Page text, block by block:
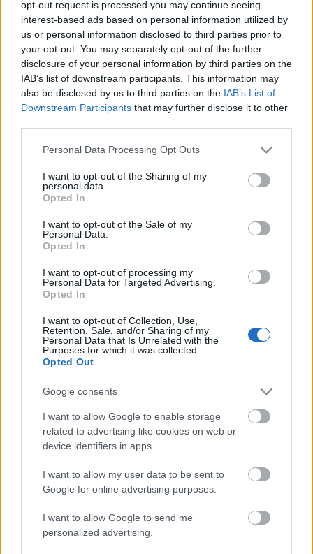
opt-out request is processed you may continue seeing
interest-based ads based on personal information utilized by
us or personal information disclosed to third parties prior to
your opt-out. You may separately opt-out of the further
disclosure of your personal information by third parties on the
IAB’s list of downstream participants. This information may
also be disclosed by us to third parties on the IAB’s List of
Downstream Participants that may further disclose it to other
Please note that this website/app uses one or more Google
not limited to your visit or usage behaviour. You may click to
grant or deny consent to Google and its third-party tags to
use your data for below specified purposes in below Google
consent section.
Personal Data Processing Opt Outs
I want to opt-out of the Sharing of my
personal data.
Opted In
I want to opt-out of the Sale of my
Personal Data.
Opted In
I want to opt-out of processing my
Personal Data for Targeted Advertising.
Opted In
I want to opt-out of Collection, Use,
Retention, Sale, and/or Sharing of my
Personal Data that Is Unrelated with the
Purposes for which it was collected.
Opted Out
Google consents
I want to allow Google to enable storage
related to advertising like cookies on web or
device identifiers in apps.
I want to allow my user data to be sent to
Google for online advertising purposes.
I want to allow Google to send me
personalized advertising.
(Receptért katt a képre).
- augusztus 24. (Bertalan): Sok helyen az ősz kezdetét
jelentő nap. Ilyenkor féregirtást, takarítást,
szellőztetést tartanak. A népi bölcsesség szerint a
Bertalan- napkor köpült vaj gyógyító erejű: ha egy
kanállal a búzába tesznek, nem lesz férges. A lencsét
is megdörgölik vele, hogy ne essen bele a zsizsik.
"Amint Szent Bertalan magát mutogatja, az őszi idő
is magát mind aszerint tartja."
Címkék:időjárás gyümölcs búza kenyér augusztus régi
népélet naptára
A kert rossz hírű munkásai
Biztonságos permetezés a kiskertben